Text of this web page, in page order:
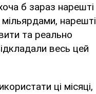
б зараз нарешті
нарешті
та реально
весь цей
ці місяці,